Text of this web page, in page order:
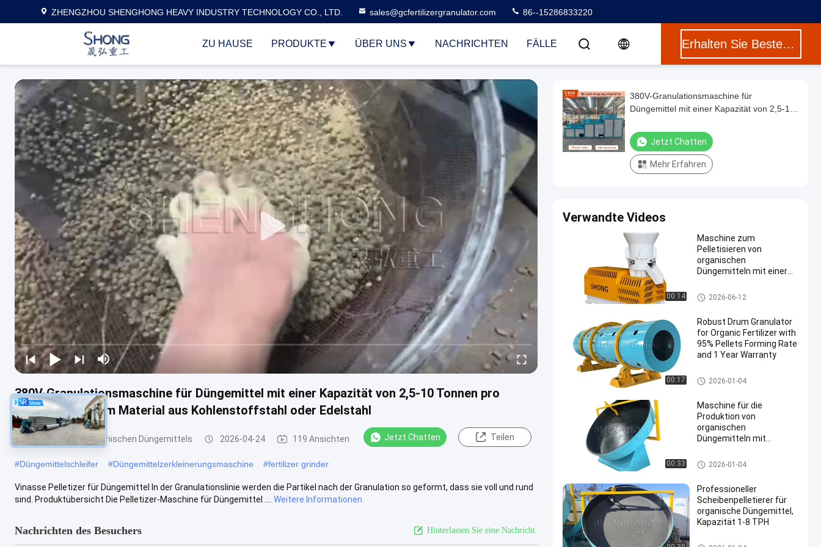
ZHENGZHOU SHENGHONG HEAVY INDUSTRY TECHNOLOGY CO., LTD. sales@gcfertilizergranulator.com 86--15286833220
ZU HAUSE PRODUKTE ÜBER UNS NACHRICHTEN FÄLLE Erhalten Sie Besten Preis
380V-Granulationsmaschine für Düngemittel mit einer Kapazität von 2,5-10 Tonnen pro
Stunde und einem Material aus Kohlenstoffstahl oder Edelstahl
Granulierer des organischen Düngemittels 2026-04-24 119 Ansichten Jetzt Chatten Teilen
#Düngemittelschleifer #Düngemittelzerkleinerungsmaschine #fertilizer grinder
Vinasse Pelletizer für Düngemittel In der Granulationslinie werden die Partikel nach der Granulation so geformt, dass sie voll und rund
sind. Produktübersicht Die Pelletizer-Maschine für Düngemittel ....
Weitere Informationen
Nachrichten des Besuchers Hinterlassen Sie eine Nachricht.
380V-Granulationsmaschine für
Düngemittel mit einer Kapazität von 2,5-10
Kohlenstoffstahl oder Edelstahl
Jetzt Chatten
Mehr Erfahren
Verwandte Videos
00:14
Maschine zum
Pelletisieren von
organischen
Düngemitteln mit einer
Tonnen pro Stunde und
einer Granulationsrate
Granulierer des organischen D
üngemittels
2026-06-12
00:17
Robust Drum Granulator
for Organic Fertilizer with
95% Pellets Forming Rate
and 1 Year Warranty
Granulierer des organischen D
üngemittels
2026-01-04
00:33
Maschine für die
Produktion von
organischen
Düngemitteln mit
Granulierer des organischen D
üngemittels
2026-01-04
Professioneller
Scheibenpelletierer für
organische Düngemittel,
Kapazität 1-8 TPH
Granulierer des organischen D